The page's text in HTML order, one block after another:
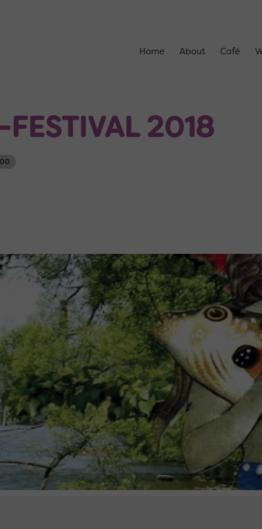
Home About Café
2018